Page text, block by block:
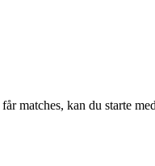
matches, kan du starte med